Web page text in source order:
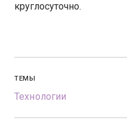
круглосуточно.
ТЕМЫ
Технологии